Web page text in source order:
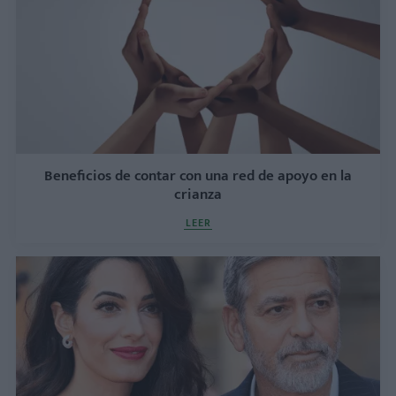
Beneficios de contar con una red de apoyo en la
crianza
LEER